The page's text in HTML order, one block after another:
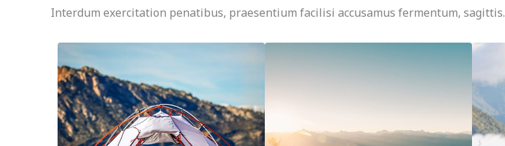
Interdum exercitation penatibus, praesentium facilisi accusamus fermentum, sagittis.